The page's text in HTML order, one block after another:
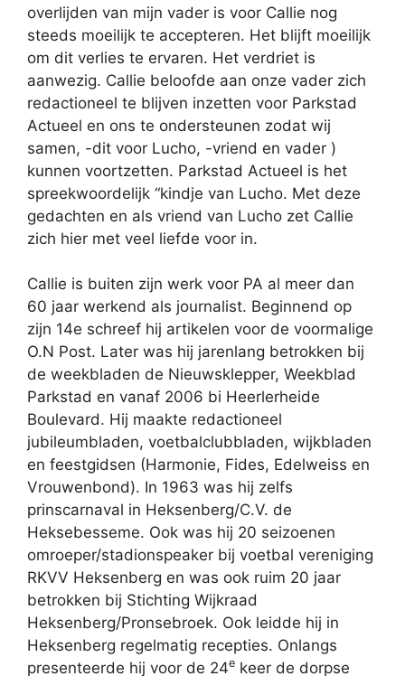
overlijden van mijn vader is voor Callie nog
steeds moeilijk te accepteren. Het blijft moeilijk
om dit verlies te ervaren. Het verdriet is
aanwezig. Callie beloofde aan onze vader zich
redactioneel te blijven inzetten voor Parkstad
Actueel en ons te ondersteunen zodat wij
samen, -dit voor Lucho, -vriend en vader )
kunnen voortzetten. Parkstad Actueel is het
spreekwoordelijk “kindje van Lucho. Met deze
gedachten en als vriend van Lucho zet Callie
zich hier met veel liefde voor in.
Callie is buiten zijn werk voor PA al meer dan
60 jaar werkend als journalist. Beginnend op
zijn 14e schreef hij artikelen voor de voormalige
O.N Post. Later was hij jarenlang betrokken bij
de weekbladen de Nieuwsklepper, Weekblad
Parkstad en vanaf 2006 bi Heerlerheide
Boulevard. Hij maakte redactioneel
jubileumbladen, voetbalclubbladen, wijkbladen
en feestgidsen (Harmonie, Fides, Edelweiss en
Vrouwenbond). In 1963 was hij zelfs
prinscarnaval in Heksenberg/C.V. de
Heksebesseme. Ook was hij 20 seizoenen
omroeper/stadionspeaker bij voetbal vereniging
RKVV Heksenberg en was ook ruim 20 jaar
betrokken bij Stichting Wijkraad
Heksenberg/Pronsebroek. Ook leidde hij in
Heksenberg regelmatig recepties. Onlangs
presenteerde hij voor de 24e keer de dorpse